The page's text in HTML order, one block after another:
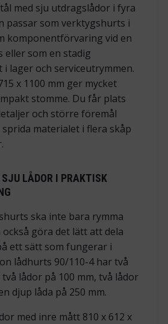
med sju utdragslådor i fyra
passar som verktygshurts i
komponentförvaring vid en
eller som en stadig
lager och serviceutrymmen.
x 1100 mm ger mycket
stomme. Du får plats
och större föremål
materialet i flera skåp
LÅDOR I PRAKTISK
ska inte bara rymma
också göra det lätt att dela
ett sätt som fungerar i
lådhurts 90/110-4 har två
lådor på 100 mm, två lådor
djup låda på 250 mm.
med inre mått 810 x 612 x